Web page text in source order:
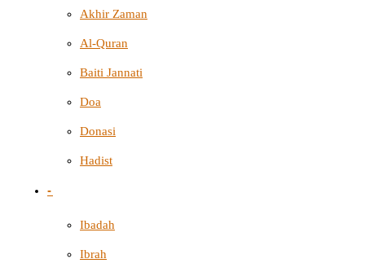
Akhir Zaman
Al-Quran
Baiti Jannati
Doa
Donasi
Hadist
-
Ibadah
Ibrah